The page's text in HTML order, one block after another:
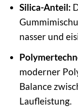
Silica-Anteil:
nasser und
moderner
Balance
Laufleistung.